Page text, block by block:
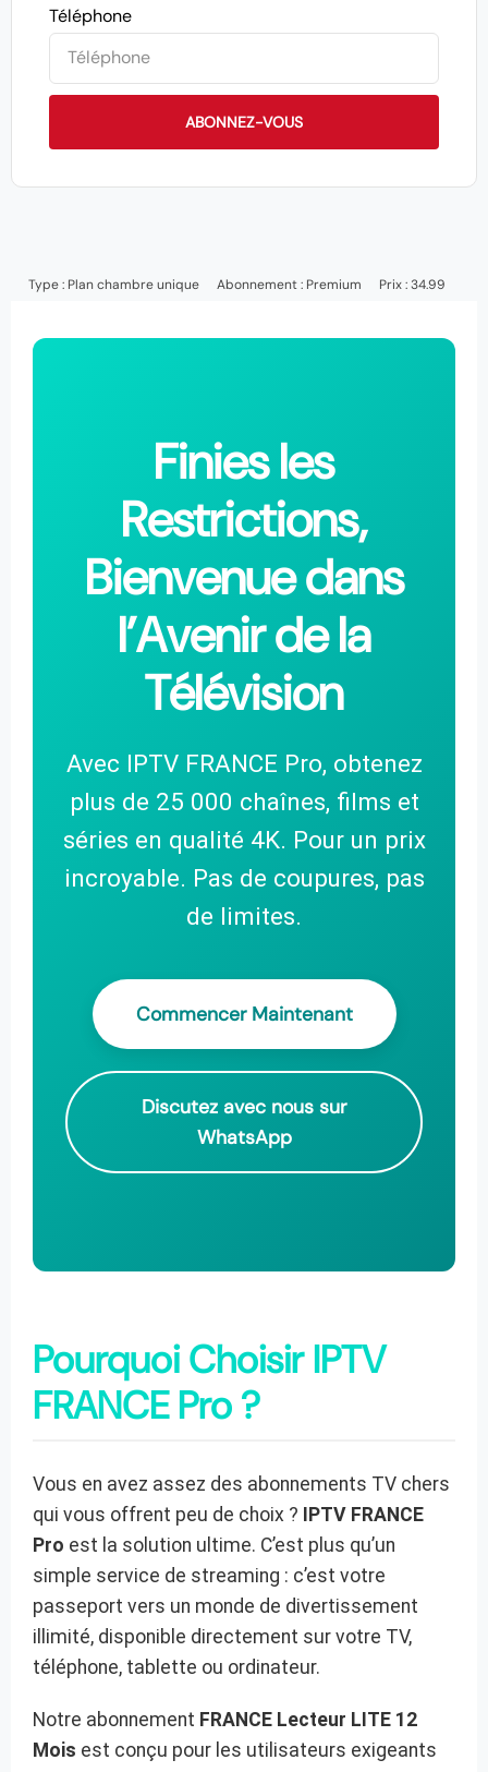
Téléphone
ABONNEZ-VOUS
Type : Plan chambre unique Abonnement : Premium Prix : 34.99
Finies les
Restrictions,
Bienvenue dans
l’Avenir de la
Télévision
Avec IPTV FRANCE Pro, obtenez
plus de 25 000 chaînes, films et
séries en qualité 4K. Pour un prix
incroyable. Pas de coupures, pas
de limites.
Commencer Maintenant
Discutez avec nous sur
WhatsApp
Pourquoi Choisir IPTV
FRANCE Pro ?
Vous en avez assez des abonnements TV chers
qui vous offrent peu de choix ?
IPTV FRANCE
Pro est la solution ultime. C’est plus qu’un
simple service de streaming : c’est votre
passeport vers un monde de divertissement
illimité, disponible directement sur votre TV,
téléphone, tablette ou ordinateur.
Notre abonnement FRANCE Lecteur LITE 12
Mois est conçu pour les utilisateurs exigeants